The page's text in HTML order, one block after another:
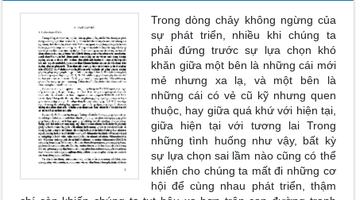
Trong dòng chảy không ngừng của
sự phát triển, nhiều khi chúng ta
phải đứng trước sự lựa chọn khó
khăn giữa một bên là những cái mới
mẻ nhưng xa lạ, và một bên là
những cái có vẻ cũ kỹ nhưng quen
thuộc, hay giữa quá khứ với hiện tại,
giữa hiện tại với tương lai Trong
những tình huống như vậy, bất kỳ
sự lựa chọn sai lầm nào cũng có thể
khiến cho chúng ta mất đi những cơ
hội để cùng nhau phát triển, thậm